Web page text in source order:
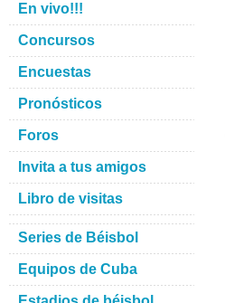
En vivo!!!
Concursos
Encuestas
Pronósticos
Foros
Invita a tus amigos
Libro de visitas
Series de Béisbol
Equipos de Cuba